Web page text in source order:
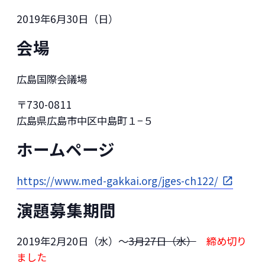
2019年6月30日（日）
会場
広島国際会議場
〒730-0811
広島県広島市中区中島町１−５
ホームページ
https://www.med-gakkai.org/jges-ch122/
演題募集期間
2019年2月20日（水）～3月27日（水）
締め切り
ました